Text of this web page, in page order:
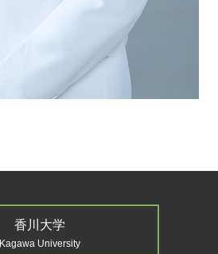
香川大学
Kagawa University